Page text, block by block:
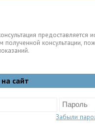
предоставляется
полученной консультации,
сайт
Забыли